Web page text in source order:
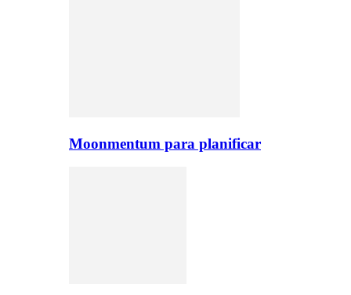
Moonmentum para planificar